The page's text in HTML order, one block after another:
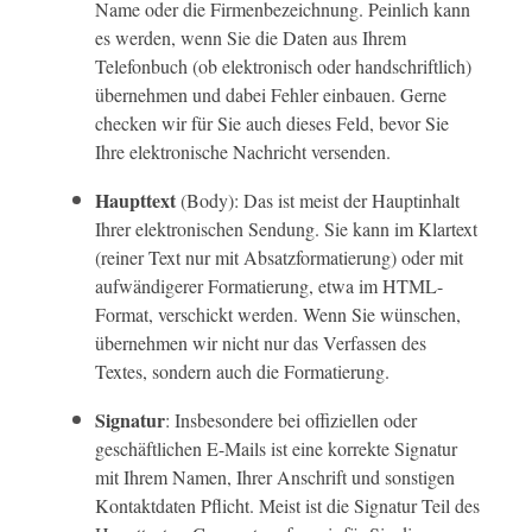
Name oder die Firmenbezeichnung. Peinlich kann
es werden, wenn Sie die Daten aus Ihrem
Telefonbuch (ob elektronisch oder handschriftlich)
übernehmen und dabei Fehler einbauen. Gerne
checken wir für Sie auch dieses Feld, bevor Sie
Ihre elektronische Nachricht versenden.
Haupttext(Body): Das ist meist der Hauptinhalt
Ihrer elektronischen Sendung. Sie kann im Klartext
(reiner Text nur mit Absatzformatierung) oder mit
aufwändigerer Formatierung, etwa im HTML-
Format, verschickt werden. Wenn Sie wünschen,
übernehmen wir nicht nur das Verfassen des
Textes, sondern auch die Formatierung.
Signatur: Insbesondere bei offiziellen oder
geschäftlichen E-Mails ist eine korrekte Signatur
mit Ihrem Namen, Ihrer Anschrift und sonstigen
Kontaktdaten Pflicht. Meist ist die Signatur Teil des